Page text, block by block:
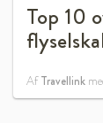
Top 10
AfTravellink